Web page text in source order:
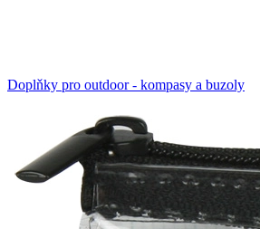
Doplňky pro outdoor - kompasy a buzoly